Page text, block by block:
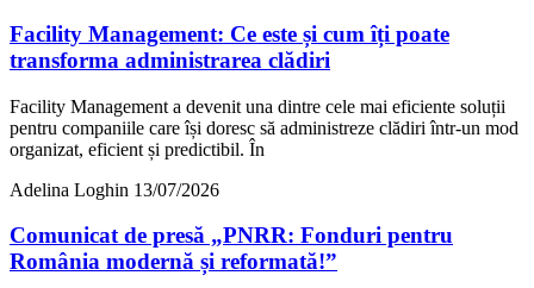
Facility Management: Ce este și cum îți poate
transforma administrarea clădiri
Facility Management a devenit una dintre cele mai eficiente soluții
pentru companiile care își doresc să administreze clădiri într-un mod
organizat, eficient și predictibil. În
Adelina Loghin 13/07/2026
Comunicat de presă „PNRR: Fonduri pentru
România modernă și reformată!”